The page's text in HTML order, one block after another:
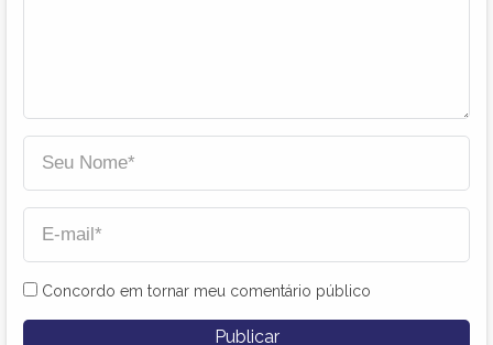
Concordo em tornar meu comentário público